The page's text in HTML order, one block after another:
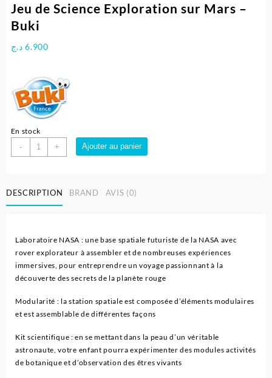
Jeu de Science Exploration sur Mars –
Buki
6.900 د.ج
En stock
-
quantité
de
Science
Exploration
-
Buki
+ Ajouter au panier
DESCRIPTION BRAND AVIS (0)
Laboratoire NASA : une base spatiale futuriste de la NASA avec
rover explorateur à assembler et de nombreuses expériences
immersives, pour entreprendre un voyage passionnant à la
découverte des secrets de la planète rouge
Modularité : la station spatiale est composée d’éléments modulaires
et est assemblable de différentes façons
Kit scientifique : en se mettant dans la peau d’un véritable
astronaute, votre enfant pourra expérimenter des modules activités
de botanique et d’observation des êtres vivants